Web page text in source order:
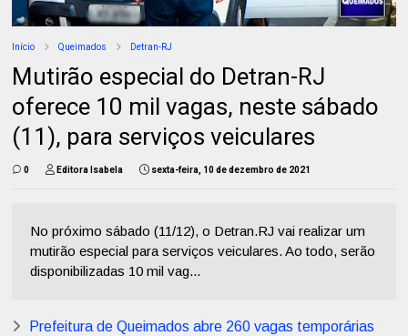
Início Queimados Detran-RJ
Mutirão especial do Detran-RJ
oferece 10 mil vagas, neste sábado
(11), para serviços veiculares
0 Editora Isabela sexta-feira, 10 de dezembro de 2021
No próximo sábado (11/12), o Detran.RJ vai realizar um
mutirão especial para serviços veiculares. Ao todo, serão
disponibilizadas 10 mil vag...
Prefeitura de Queimados abre 260 vagas temporárias